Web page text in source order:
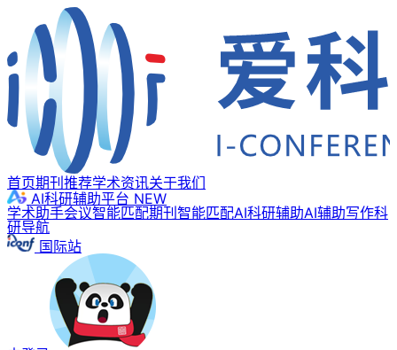
首页期刊推荐学术资讯关于我们
AI科研辅助平台 NEW
学术助手会议智能匹配期刊智能匹配AI科研辅助AI辅助写作科
研导航
国际站